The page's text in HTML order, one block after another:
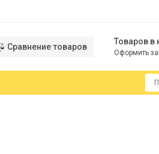
Сравнение товаров
Товаров в
Оформить